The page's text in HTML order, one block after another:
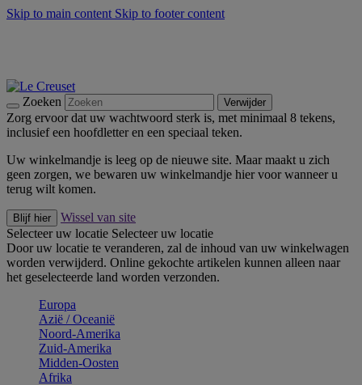
Skip to main content Skip to footer content
Zoeken Verwijder
Zorg ervoor dat uw wachtwoord sterk is, met minimaal 8 tekens,
inclusief een hoofdletter en een speciaal teken.
Uw winkelmandje is leeg op de nieuwe site. Maar maakt u zich
geen zorgen, we bewaren uw winkelmandje hier voor wanneer u
terug wilt komen.
Blijf hier
Wissel van site
Selecteer uw locatie Selecteer uw locatie
Door uw locatie te veranderen, zal de inhoud van uw winkelwagen
worden verwijderd. Online gekochte artikelen kunnen alleen naar
het geselecteerde land worden verzonden.
Europa
Aziё / Oceaniё
Noord-Amerika
Zuid-Amerika
Midden-Oosten
Afrika